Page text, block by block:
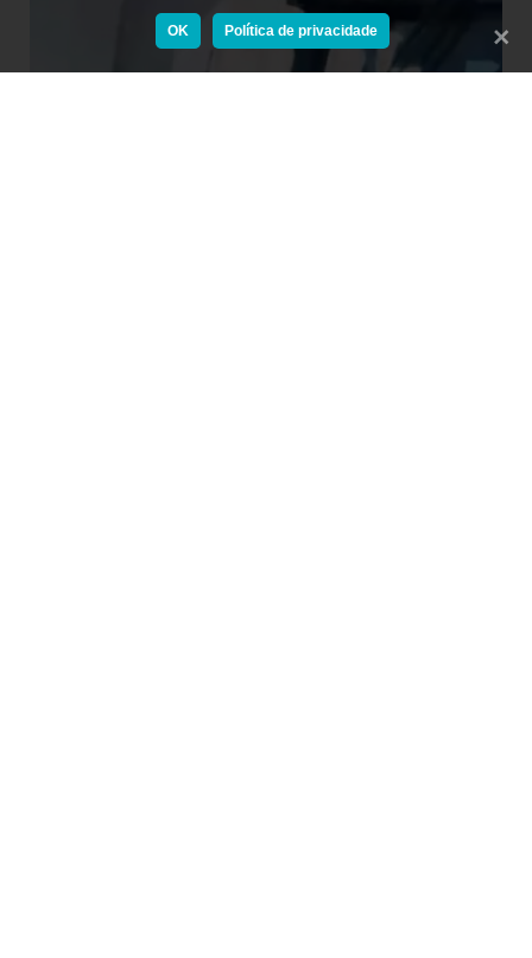
OK Política de privacidade Fechar